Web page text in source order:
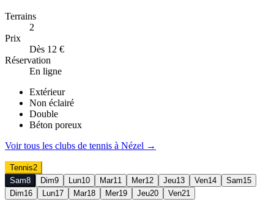
Terrains
2
Prix
Dès 12 €
Réservation
En ligne
Extérieur
Non éclairé
Double
Béton poreux
Voir tous les clubs de tennis à Nézel →
Tennis2
Sam8 Dim9 Lun10 Mar11 Mer12 Jeu13 Ven14 Sam15
Dim16 Lun17 Mar18 Mer19 Jeu20 Ven21